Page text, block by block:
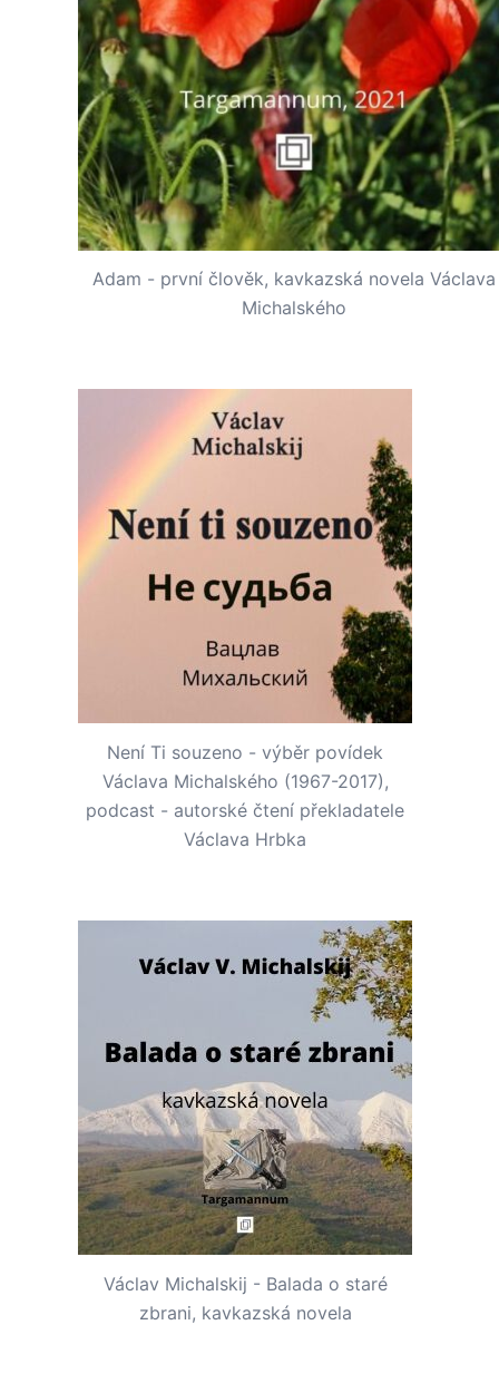
Adam - první člověk, kavkazská novela Václava
Michalského
Není Ti souzeno - výběr povídek
Václava Michalského (1967-2017),
podcast - autorské čtení překladatele
Václava Hrbka
Václav Michalskij - Balada o staré
zbrani, kavkazská novela